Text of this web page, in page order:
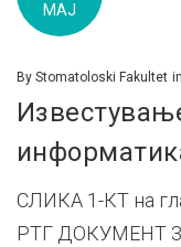
МАЈ
By Stomatoloski Fakultet in
СЛИКА 1-КТ на
РТГ ДОКУМЕНТ